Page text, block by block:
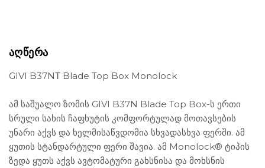
ᲐᲦᲬᲔᲠᲐ
GIVI B37NΤ Blade Top Box Monolock
ამ საშუალო ზომის GIVI B37N Blade Top Box-ს ერთი
სრული სახის ჩაფხუტის კომფორტულად მოთავსების
უნარი აქვს და ხელმისაწვდომია სხვადასხვა ფერში. ამ
ყუთის სტანდარტული ფერი შავია. ამ Monolock® ტიპის
ზედა ყუთს აქვს ავტომატური გახსნისა და მოხსნის